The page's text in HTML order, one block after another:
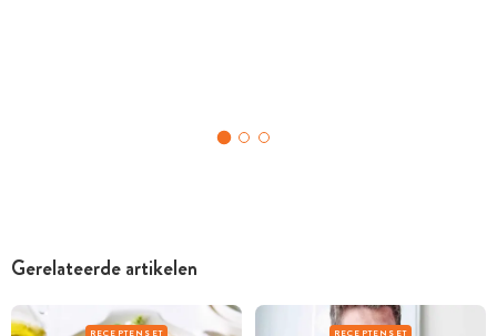
Gerelateerde artikelen
RECEPTENSET RECEPTENSET